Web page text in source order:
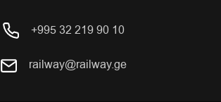
+995 32 219 90 10
railway@railway.ge